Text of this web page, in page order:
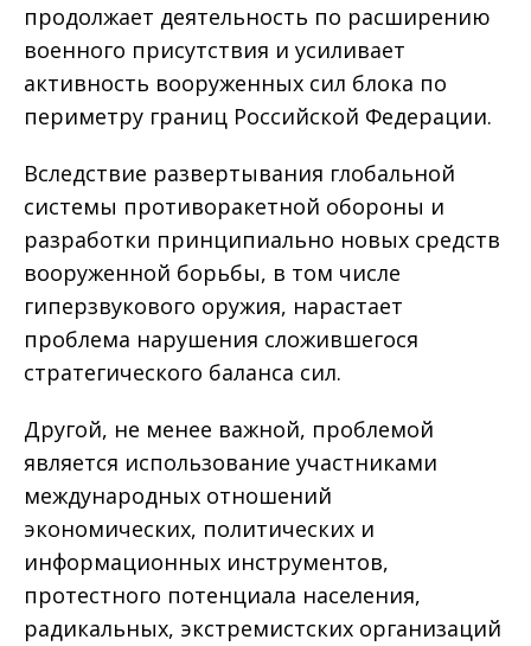
продолжает деятельность по расширению
военного присутствия и усиливает
активность вооруженных сил блока по
периметру границ Российской Федерации.
Вследствие развертывания глобальной
системы противоракетной обороны и
разработки принципиально новых средств
вооруженной борьбы, в том числе
гиперзвукового оружия, нарастает
проблема нарушения сложившегося
стратегического баланса сил.
Другой, не менее важной, проблемой
является использование участниками
международных отношений
экономических, политических и
информационных инструментов,
протестного потенциала населения,
радикальных, экстремистских организаций